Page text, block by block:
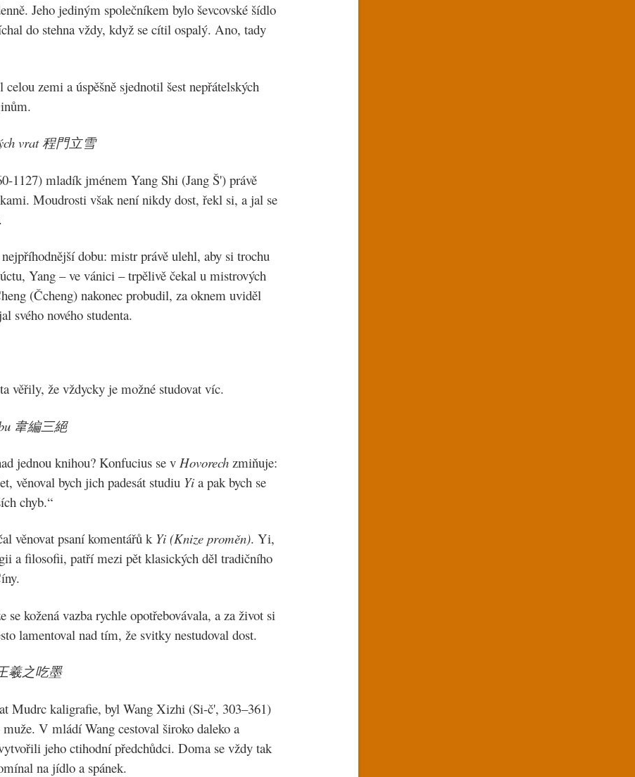
Jeho jediným společníkem bylo ševcovské šídlo
do stehna vždy, když se cítil ospalý. Ano, tady
zemi a úspěšně sjednotil šest nepřátelských
vrat 程門立雪
1127) mladík jménem Yang Shi (Jang Š') právě
Moudrosti však není nikdy dost, řekl si, a jal se
dobu: mistr právě ulehl, aby si trochu
Yang – ve vánici – trpělivě čekal u mistrových
(Čcheng) nakonec probudil, za oknem uviděl
svého nového studenta.
věřily, že vždycky je možné studovat víc.
韋編三絕
jednou knihou? Konfucius se v Hovorechzmiňuje:
věnoval bych jich padesát studiu Yia pak bych se
chyb.“
věnovat psaní komentářů k Yi (Knize proměn). Yi,
a filosofii, patří mezi pět klasických děl tradičního
kožená vazba rychle opotřebovávala, a za život si
lamentoval nad tím, že svitky nestudoval dost.
羲之吃墨
Mudrc kaligrafie, byl Wang Xizhi (Si-č', 303–361)
V mládí Wang cestoval široko daleko a
jeho ctihodní předchůdci. Doma se vždy tak
na jídlo a spánek.